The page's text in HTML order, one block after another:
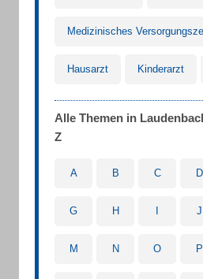
Medizinisches
Hausarzt Kinderarzt
Alle Themen in
Z
A B C D
G H J
M N O P